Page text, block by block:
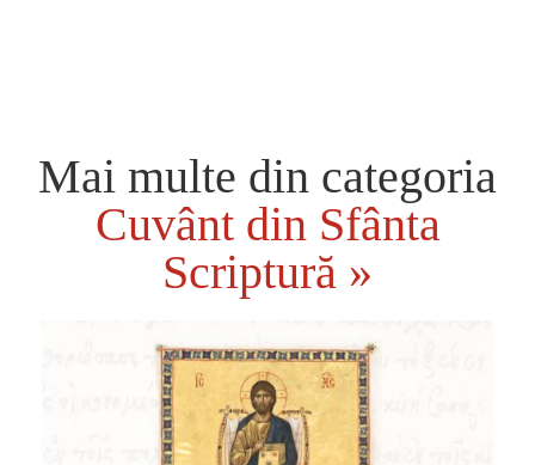
Mai multe din categoria
Cuvânt din Sfânta
Scriptură »